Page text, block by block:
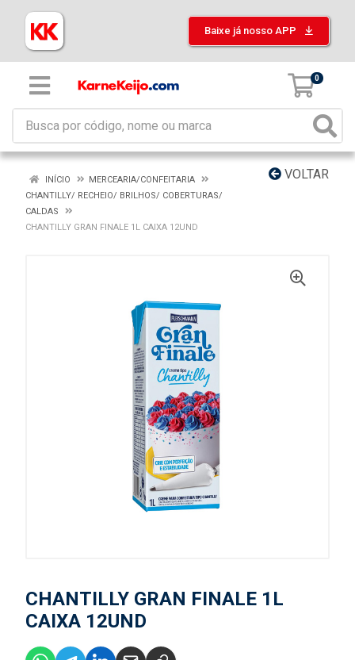
Baixe já nosso APP
0
VOLTAR
INÍCIO
MERCEARIA/CONFEITARIA
CHANTILLY/ RECHEIO/ BRILHOS/ COBERTURAS/
CALDAS
CHANTILLY GRAN FINALE 1L CAIXA 12UND
CHANTILLY GRAN FINALE 1L
CAIXA 12UND